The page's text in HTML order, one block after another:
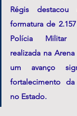
Régis
formatura de
Polícia Militar
realizada na
um avanço
fortalecimento
no Estado.